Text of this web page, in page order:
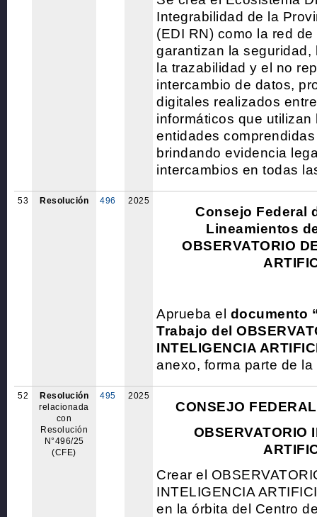
Integrabilidad de la
(EDI RN) como la red
garantizan la seguridad,
la trazabilidad y el no
intercambio de datos,
digitales realizados
informáticos que utilizan
entidades
brindando evidencia
intercambios en todas
53 Resolución 496 2025
Consejo Federal
Lineamientos
OBSERVATORIO
Aprueba el documento
Trabajo del
INTELIGENCIA
anexo, forma parte de
52
Resolución
relacionada
con
Resolución
N°496/25
(CFE)
495 2025
CONSEJO
OBSERVATORIO
Crear el
INTELIGENCIA
en la órbita del Centro